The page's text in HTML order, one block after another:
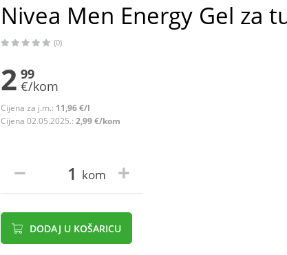
Nivea Men Energy Gel za
(0)
2 99
€/kom
Cijena za j.m.: 11,96 €/l
Cijena 02.05.2025.: 2,99 €/kom
kom
DODAJ U KOŠARICU